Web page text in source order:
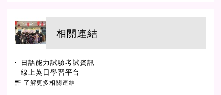
相關連結
日語能力試驗考試資訊
線上英日學習平台
了解更多相關連結